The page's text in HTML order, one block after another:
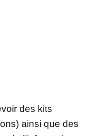
des kits
ainsi que des